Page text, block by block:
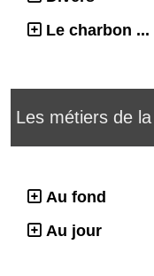
Le charbon ...
Les métiers de
Au fond
Au jour